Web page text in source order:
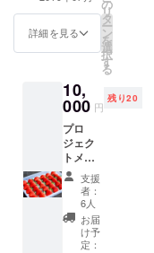
る」ための
リノベー
ション集団
す。 そのカウン
ターにご支援い
ただきました方
欄にご希望のお
名前（ニック
ネーム可）をご
記入ください。
尚、ご希望され
ない場合もお伝
えください。
詳細を見る
の
リ
タ
ー
ン
を
選
択
す
る
10,
000 円
残り20
プロ
ジェク
トメン
バーの
一
人、“泥
臭い青
年実業
家”高橋
支援
者：
6人
お届
け予
定：